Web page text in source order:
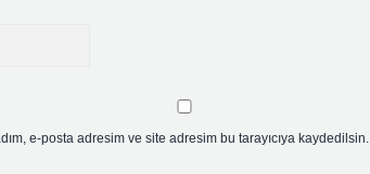
e-posta adresim ve site adresim bu tarayıcıya kaydedilsin.